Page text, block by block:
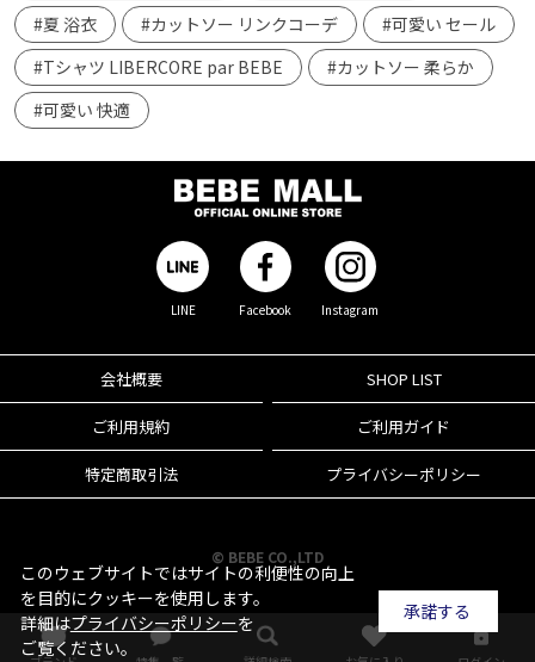
#夏 浴衣
#カットソー リンクコーデ
#可愛い セール
#Tシャツ LIBERCORE par BEBE
#カットソー 柔らか
#可愛い 快適
LINE Facebook Instagram
会社概要 SHOP LIST
ご利用規約 ご利用ガイド
特定商取引法 プライバシーポリシー
© BEBE CO.,LTD
このウェブサイトではサイトの利便性の向上
を目的にクッキーを使用します。
詳細はプライバシーポリシーを
ご覧ください。
承諾する